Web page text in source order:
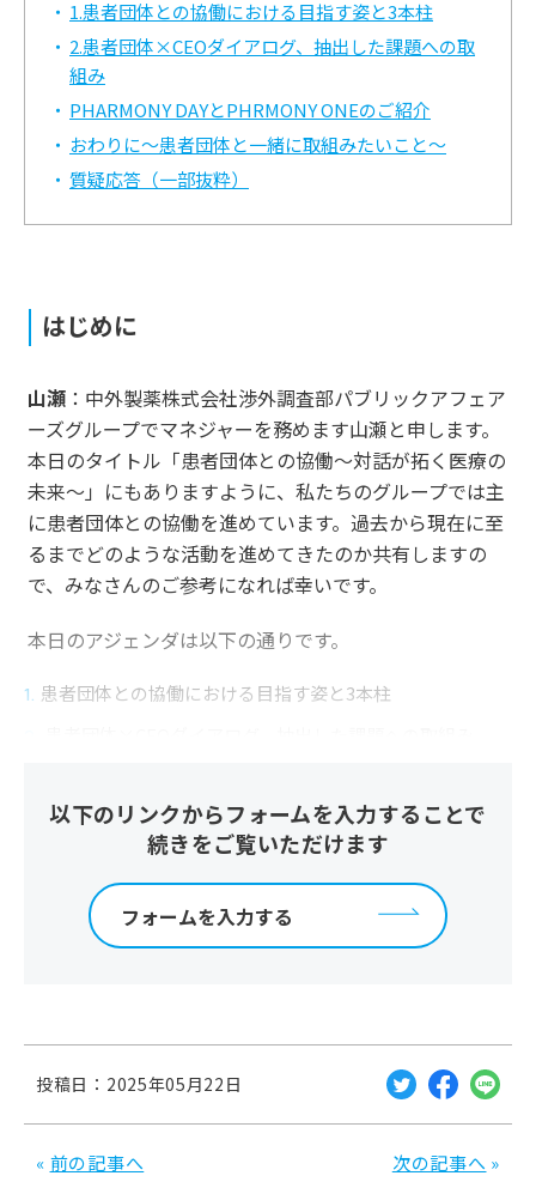
1.患者団体との協働における目指す姿と3本柱
2.患者団体×CEOダイアログ、抽出した課題への取
組み
PHARMONY DAYとPHRMONY ONEのご紹介
おわりに～患者団体と一緒に取組みたいこと～
質疑応答（一部抜粋）
はじめに
山瀬 ：中外製薬株式会社渉外調査部パブリックアフェア
ーズグループでマネジャーを務めます山瀬と申します。
本日のタイトル「患者団体との協働～対話が拓く医療の
未来～」にもありますように、私たちのグループでは主
に患者団体との協働を進めています。過去から現在に至
るまでどのような活動を進めてきたのか共有しますの
で、みなさんのご参考になれば幸いです。
本日のアジェンダは以下の通りです。
患者団体との協働における目指す姿と3本柱
3で示している「PHARMONY（ファーモニー）」という
言葉は造語なので、のちほど意味や詳細についてもご説
明します。
柱
中外製薬のミッションステートメント（企業理念）の価
値観（Core Values）は2019年に刷新され、「患者中
心」、「フロンティア精神」、「誠実」の3つになりま
以下のリンクからフォームを入力することで
続きをご覧いただけます
フォームを入力する
投稿日：2025年05月22日
« 前の記事へ 次の記事へ »